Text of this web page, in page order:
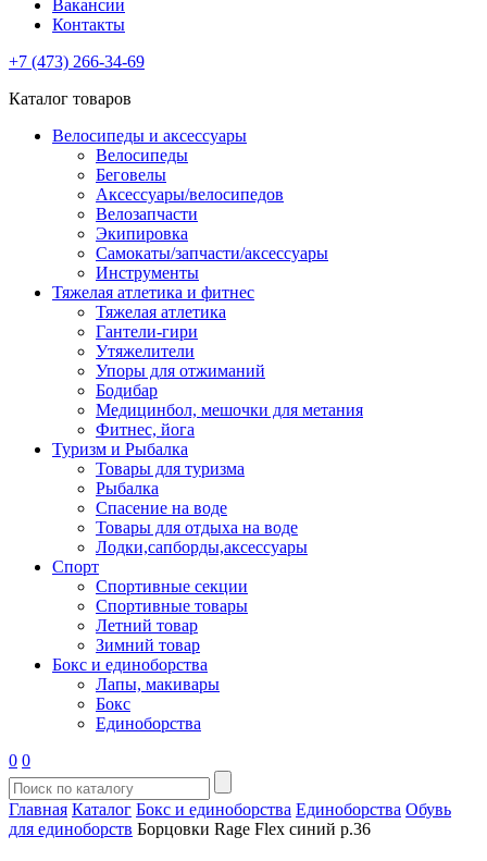
Вакансии
Контакты
+7 (473) 266-34-69
Каталог товаров
Велосипеды и аксессуары
Велосипеды
Беговелы
Аксессуары/велосипедов
Велозапчасти
Экипировка
Самокаты/запчасти/аксессуары
Инструменты
Тяжелая атлетика и фитнес
Тяжелая атлетика
Гантели-гири
Утяжелители
Упоры для отжиманий
Бодибар
Медицинбол, мешочки для метания
Фитнес, йога
Туризм и Рыбалка
Товары для туризма
Рыбалка
Спасение на воде
Товары для отдыха на воде
Лодки,сапборды,аксессуары
Спорт
Спортивные секции
Спортивные товары
Летний товар
Зимний товар
Бокс и единоборства
Лапы, макивары
Бокс
Единоборства
0 0
Главная Каталог Бокс и единоборства Единоборства Обувь
для единоборств Борцовки Rage Flex синий р.36